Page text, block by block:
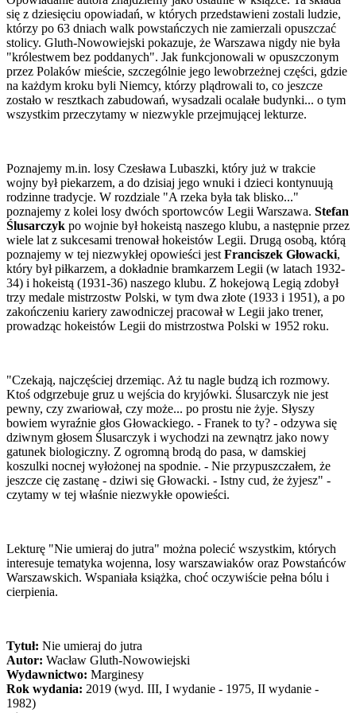
się z dziesięciu opowiadań, w których przedstawieni zostali ludzie,
którzy po 63 dniach walk powstańczych nie zamierzali opuszczać
stolicy. Gluth-Nowowiejski pokazuje, że Warszawa nigdy nie była
"królestwem bez poddanych". Jak funkcjonowali w opuszczonym
przez Polaków mieście, szczególnie jego lewobrzeżnej części, gdzie
na każdym kroku byli Niemcy, którzy plądrowali to, co jeszcze
zostało w resztkach zabudowań, wysadzali ocalałe budynki... o tym
wszystkim przeczytamy w niezwykle przejmującej lekturze.
Poznajemy m.in. losy Czesława Lubaszki, który już w trakcie
wojny był piekarzem, a do dzisiaj jego wnuki i dzieci kontynuują
rodzinne tradycje. W rozdziale "A rzeka była tak blisko..."
poznajemy z kolei losy dwóch sportowców Legii Warszawa. Stefan
Ślusarczyk po wojnie był hokeistą naszego klubu, a następnie przez
wiele lat z sukcesami trenował hokeistów Legii. Drugą osobą, którą
poznajemy w tej niezwykłej opowieści jest Franciszek Głowacki,
który był piłkarzem, a dokładnie bramkarzem Legii (w latach 1932-
34) i hokeistą (1931-36) naszego klubu. Z hokejową Legią zdobył
trzy medale mistrzostw Polski, w tym dwa złote (1933 i 1951), a po
zakończeniu kariery zawodniczej pracował w Legii jako trener,
prowadząc hokeistów Legii do mistrzostwa Polski w 1952 roku.
"Czekają, najczęściej drzemiąc. Aż tu nagle budzą ich rozmowy.
Ktoś odgrzebuje gruz u wejścia do kryjówki. Ślusarczyk nie jest
pewny, czy zwariował, czy może... po prostu nie żyje. Słyszy
bowiem wyraźnie głos Głowackiego. - Franek to ty? - odzywa się
dziwnym głosem Ślusarczyk i wychodzi na zewnątrz jako nowy
gatunek biologiczny. Z ogromną brodą do pasa, w damskiej
koszulki nocnej wyłożonej na spodnie. - Nie przypuszczałem, że
jeszcze cię zastanę - dziwi się Głowacki. - Istny cud, że żyjesz" -
czytamy w tej właśnie niezwykłe opowieści.
Lekturę "Nie umieraj do jutra" można polecić wszystkim, których
interesuje tematyka wojenna, losy warszawiaków oraz Powstańców
Warszawskich. Wspaniała książka, choć oczywiście pełna bólu i
cierpienia.
Tytuł: Nie umieraj do jutra
Autor: Wacław Gluth-Nowowiejski
Wydawnictwo: Marginesy
Rok wydania: 2019 (wyd. III, I wydanie - 1975, II wydanie -
1982)